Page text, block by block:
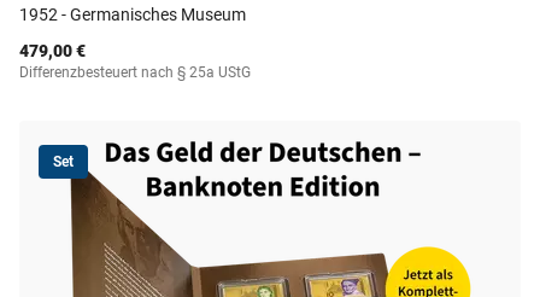
1952 - Germanisches Museum
479,00 €
Differenzbesteuert nach § 25a UStG
Set